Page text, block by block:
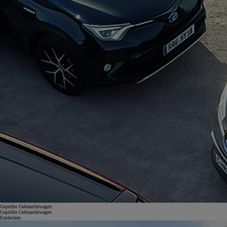
Geprüfte Gebrauchtwagen
Geprüfte Gebrauchtwagen
Entdecken